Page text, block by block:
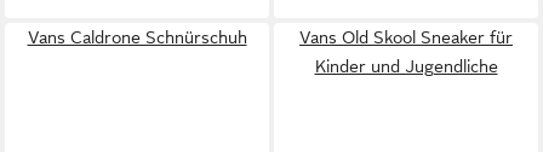
Vans Caldrone Schnürschuh
Vans Old Skool Sneaker für
Kinder und Jugendliche